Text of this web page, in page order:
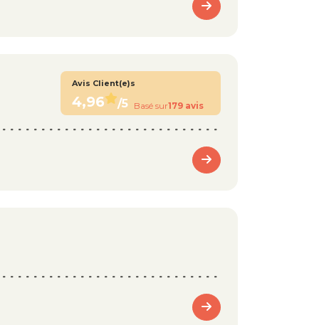
Avis Client(e)s
4,96 /5 Basé sur179 avis